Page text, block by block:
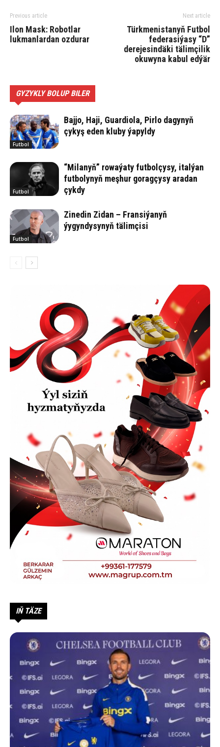
Previous article
Ilon Mask: Robotlar
lukmanlardan ozdurar
Next article
Türkmenistanyň Futbol
federasiýasy “D”
derejesindäki tälimçilik
okuwyna kabul edýär
GYZYKLY BOLUP BILER
Futbol
Bajjo, Haji, Guardiola, Pirlo dagynyň
çykyş eden kluby ýapyldy
Futbol
“Milanyň” rowaýaty futbolçysy, italýan
futbolynyň meşhur goragçysy aradan
çykdy
Futbol
Zinedin Zidan – Fransiýanyň
ýygyndysynyň tälimçisi
IŇ TÄZE